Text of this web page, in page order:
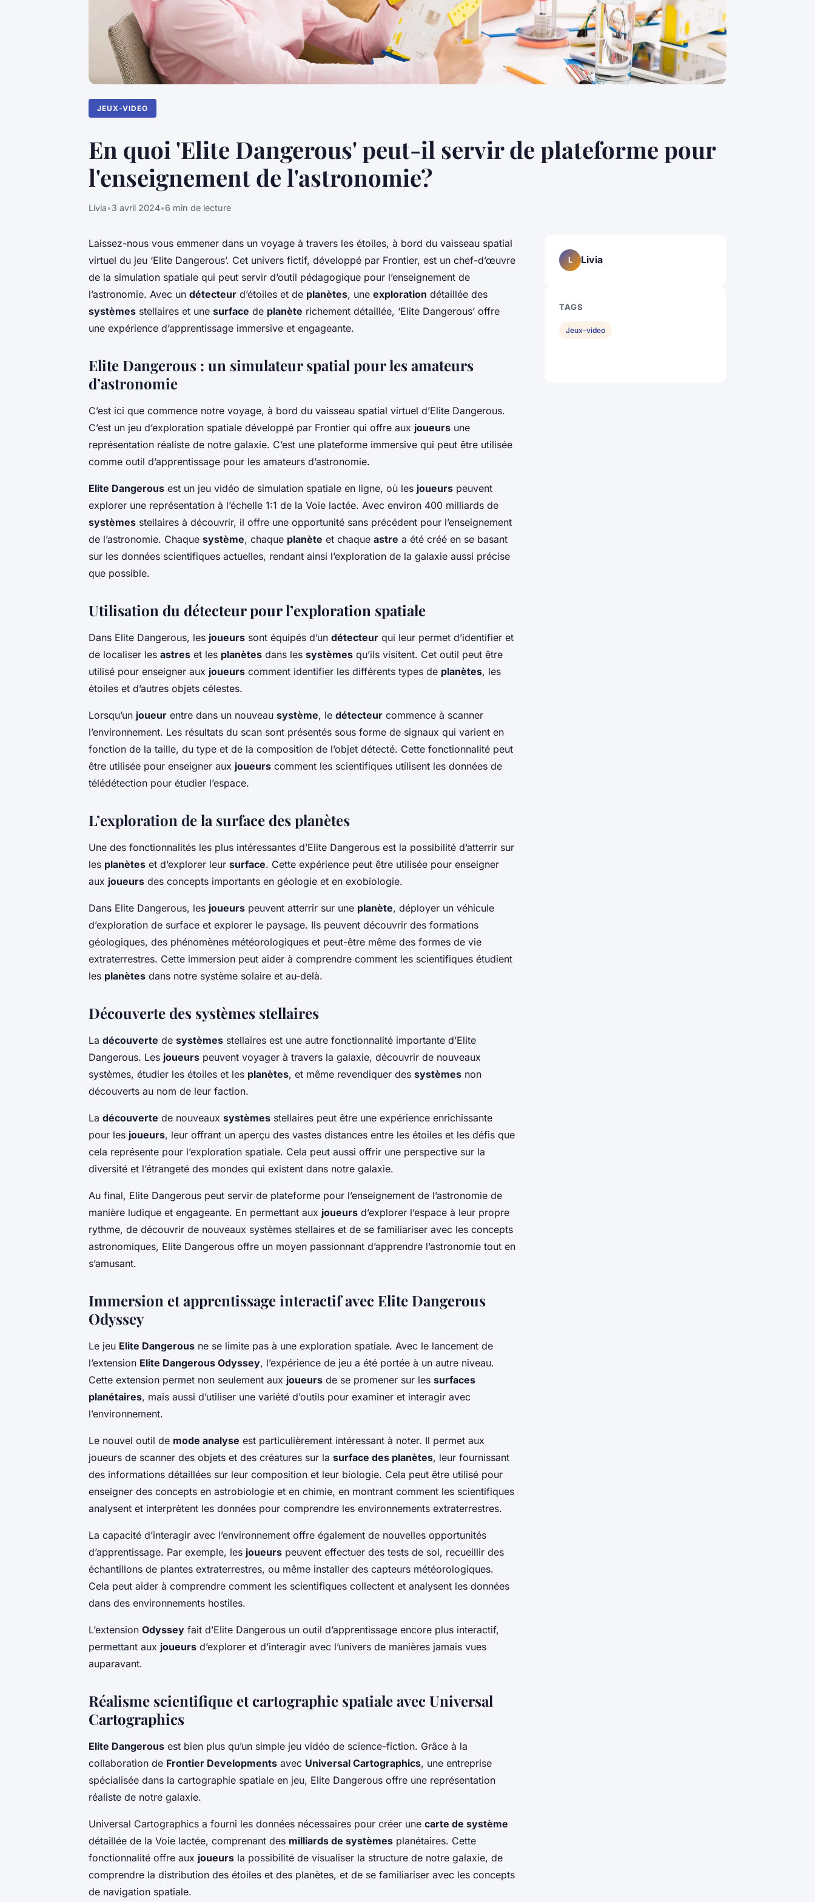
JEUX-VIDEO
En quoi 'Elite Dangerous' peut-il servir de plateforme pour
l'enseignement de l'astronomie?
Livia•3 avril 2024•6 min de lecture
Laissez-nous vous emmener dans un voyage à travers les étoiles, à bord du vaisseau spatial
virtuel du jeu ‘Elite Dangerous’. Cet univers fictif, développé par Frontier, est un chef-d’œuvre
de la simulation spatiale qui peut servir d’outil pédagogique pour l’enseignement de
l’astronomie. Avec un détecteur d’étoiles et de planètes, une exploration détaillée des
systèmes stellaires et une surface de planète richement détaillée, ‘Elite Dangerous’ offre
une expérience d’apprentissage immersive et engageante.
Elite Dangerous : un simulateur spatial pour les amateurs
d’astronomie
C’est ici que commence notre voyage, à bord du vaisseau spatial virtuel d’Elite Dangerous.
C’est un jeu d’exploration spatiale développé par Frontier qui offre aux joueurs une
représentation réaliste de notre galaxie. C’est une plateforme immersive qui peut être utilisée
comme outil d’apprentissage pour les amateurs d’astronomie.
Elite Dangerous est un jeu vidéo de simulation spatiale en ligne, où les joueurs peuvent
explorer une représentation à l’échelle 1:1 de la Voie lactée. Avec environ 400 milliards de
systèmes stellaires à découvrir, il offre une opportunité sans précédent pour l’enseignement
de l’astronomie. Chaque système, chaque planète et chaque astre a été créé en se basant
sur les données scientifiques actuelles, rendant ainsi l’exploration de la galaxie aussi précise
que possible.
Utilisation du détecteur pour l’exploration spatiale
Dans Elite Dangerous, les joueurs sont équipés d’un détecteur qui leur permet d’identifier et
de localiser les astres et les planètes dans les systèmes qu’ils visitent. Cet outil peut être
utilisé pour enseigner aux joueurs comment identifier les différents types de planètes, les
étoiles et d’autres objets célestes.
Lorsqu’un joueur entre dans un nouveau système, le détecteur commence à scanner
l’environnement. Les résultats du scan sont présentés sous forme de signaux qui varient en
fonction de la taille, du type et de la composition de l’objet détecté. Cette fonctionnalité peut
être utilisée pour enseigner aux joueurs comment les scientifiques utilisent les données de
télédétection pour étudier l’espace.
L’exploration de la surface des planètes
Une des fonctionnalités les plus intéressantes d’Elite Dangerous est la possibilité d’atterrir sur
les planètes et d’explorer leur surface. Cette expérience peut être utilisée pour enseigner
aux joueurs des concepts importants en géologie et en exobiologie.
Dans Elite Dangerous, les joueurs peuvent atterrir sur une planète, déployer un véhicule
d’exploration de surface et explorer le paysage. Ils peuvent découvrir des formations
géologiques, des phénomènes météorologiques et peut-être même des formes de vie
extraterrestres. Cette immersion peut aider à comprendre comment les scientifiques étudient
les planètes dans notre système solaire et au-delà.
Découverte des systèmes stellaires
La découverte de systèmes stellaires est une autre fonctionnalité importante d’Elite
Dangerous. Les joueurs peuvent voyager à travers la galaxie, découvrir de nouveaux
systèmes, étudier les étoiles et les planètes, et même revendiquer des systèmes non
découverts au nom de leur faction.
La découverte de nouveaux systèmes stellaires peut être une expérience enrichissante
pour les joueurs, leur offrant un aperçu des vastes distances entre les étoiles et les défis que
cela représente pour l’exploration spatiale. Cela peut aussi offrir une perspective sur la
diversité et l’étrangeté des mondes qui existent dans notre galaxie.
Au final, Elite Dangerous peut servir de plateforme pour l’enseignement de l’astronomie de
manière ludique et engageante. En permettant aux joueurs d’explorer l’espace à leur propre
rythme, de découvrir de nouveaux systèmes stellaires et de se familiariser avec les concepts
astronomiques, Elite Dangerous offre un moyen passionnant d’apprendre l’astronomie tout en
s’amusant.
Immersion et apprentissage interactif avec Elite Dangerous
Odyssey
Le jeu Elite Dangerous ne se limite pas à une exploration spatiale. Avec le lancement de
l’extension Elite Dangerous Odyssey, l’expérience de jeu a été portée à un autre niveau.
Cette extension permet non seulement aux joueurs de se promener sur les surfaces
planétaires, mais aussi d’utiliser une variété d’outils pour examiner et interagir avec
l’environnement.
Le nouvel outil de mode analyse est particulièrement intéressant à noter. Il permet aux
joueurs de scanner des objets et des créatures sur la surface des planètes, leur fournissant
des informations détaillées sur leur composition et leur biologie. Cela peut être utilisé pour
enseigner des concepts en astrobiologie et en chimie, en montrant comment les scientifiques
analysent et interprètent les données pour comprendre les environnements extraterrestres.
La capacité d’interagir avec l’environnement offre également de nouvelles opportunités
d’apprentissage. Par exemple, les joueurs peuvent effectuer des tests de sol, recueillir des
échantillons de plantes extraterrestres, ou même installer des capteurs météorologiques.
Cela peut aider à comprendre comment les scientifiques collectent et analysent les données
dans des environnements hostiles.
L’extension Odyssey fait d’Elite Dangerous un outil d’apprentissage encore plus interactif,
permettant aux joueurs d’explorer et d’interagir avec l’univers de manières jamais vues
auparavant.
Réalisme scientifique et cartographie spatiale avec Universal
Cartographics
Elite Dangerous est bien plus qu’un simple jeu vidéo de science-fiction. Grâce à la
collaboration de Frontier Developments avec Universal Cartographics, une entreprise
spécialisée dans la cartographie spatiale en jeu, Elite Dangerous offre une représentation
réaliste de notre galaxie.
Universal Cartographics a fourni les données nécessaires pour créer une carte de système
détaillée de la Voie lactée, comprenant des milliards de systèmes planétaires. Cette
fonctionnalité offre aux joueurs la possibilité de visualiser la structure de notre galaxie, de
comprendre la distribution des étoiles et des planètes, et de se familiariser avec les concepts
de navigation spatiale.
L Livia
TAGS
Jeux-video